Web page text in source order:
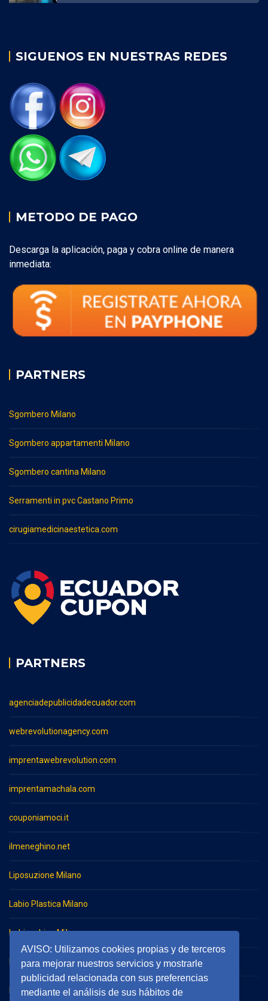
AVISO: Utilizamos cookies propias y de terceros
para mejorar nuestros servicios y mostrarle
publicidad relacionada con sus preferencias
mediante el análisis de sus hábitos de
SIGUENOS EN NUESTRAS REDES
METODO DE PAGO
Descarga la aplicación, paga y cobra online de manera
inmediata:
PARTNERS
Sgombero Milano
Sgombero appartamenti Milano
Sgombero cantina Milano
Serramenti in pvc Castano Primo
cirugiamedicinaestetica.com
PARTNERS
agenciadepublicidadecuador.com
webrevolutionagency.com
imprentawebrevolution.com
imprentamachala.com
couponiamoci.it
ilmeneghino.net
Liposuzione Milano
Labio Plastica Milano
Imbianchino Milano
Impresa di pulizie Milano
Impresa di pulizie Monza